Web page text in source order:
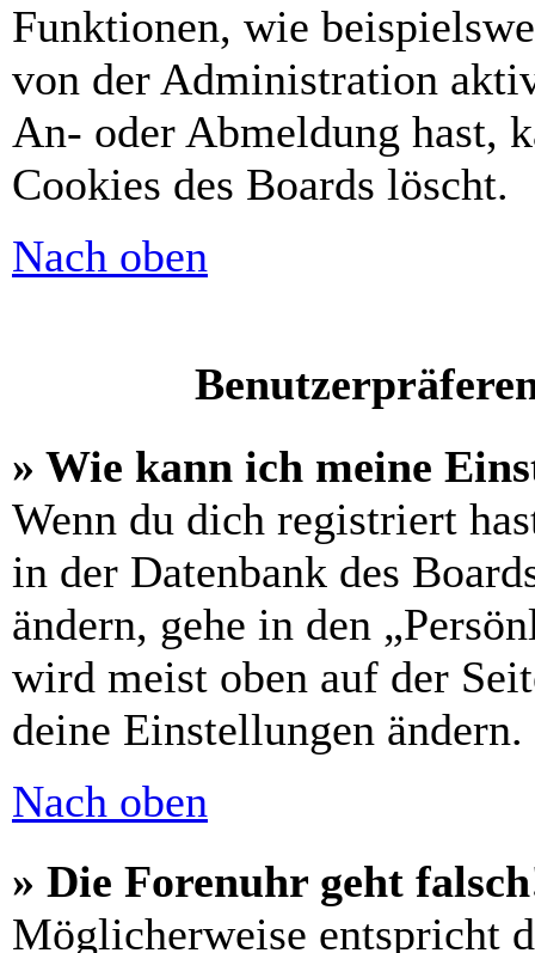
Funktionen, wie
von der Administration
An- oder Abmeldung hast,
Cookies des Boards löscht.
Nach oben
» Wie kann ich meine
Wenn du dich registriert
in der Datenbank des
ändern, gehe in den
wird meist oben auf der
deine Einstellungen ändern.
Nach oben
» Die Forenuhr geht
Möglicherweise entspricht